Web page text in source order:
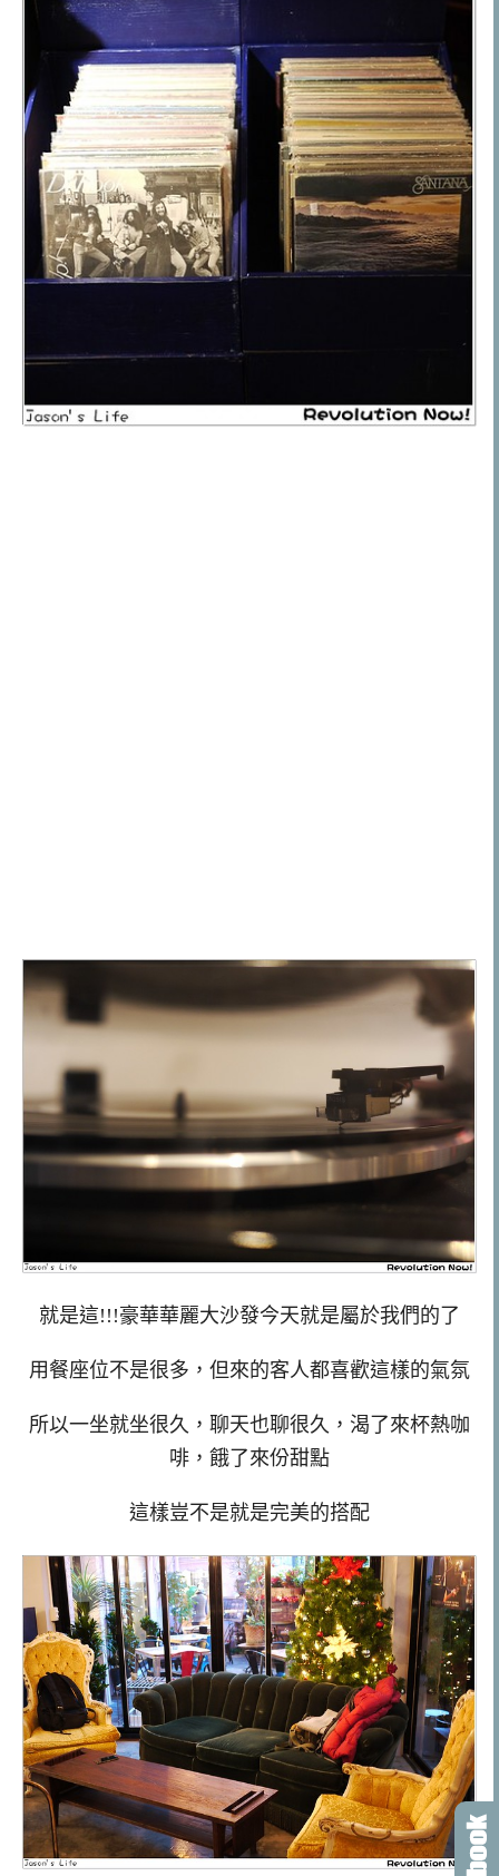
就是這!!!豪華華麗大沙發今天就是屬於我們的了
用餐座位不是很多，但來的客人都喜歡這樣的氣氛
所以一坐就坐很久，聊天也聊很久，渴了來杯熱咖
啡，餓了來份甜點
這樣豈不是就是完美的搭配